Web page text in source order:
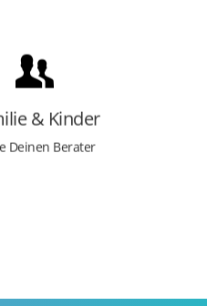
& Kinder
Deinen Berater
Familie
Kinder
Beziehungen